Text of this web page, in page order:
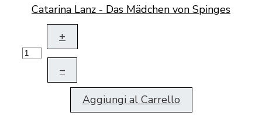
Catarina Lanz - Das Mädchen von Spinges
+
–
Aggiungi al Carrello